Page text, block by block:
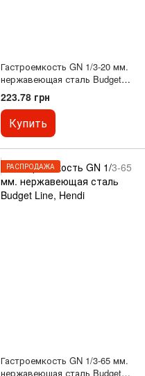
Гастроемкость GN 1/3-20 мм.
нержавеющая сталь Budget
Line, Hendi
223.78 грн
Купить
РАСПРОДАЖА
Гастроемкость GN 1/3-65 мм.
нержавеющая сталь Budget